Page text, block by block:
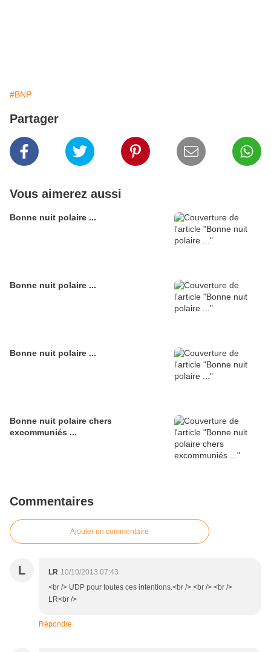
#BNP
Partager
Vous aimerez aussi
Bonne nuit polaire ...
Bonne nuit polaire ...
Bonne nuit polaire ...
Bonne nuit polaire chers
excommuniés ...
Commentaires
Ajouter un commentaire
L LR 10/10/2013 07:43
<br /> UDP pour toutes ces intentions.<br /> <br /> <br />
LR<br />
Répondre